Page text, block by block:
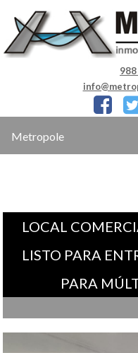
Metropole
LOCAL
LISTO PARA
PARA